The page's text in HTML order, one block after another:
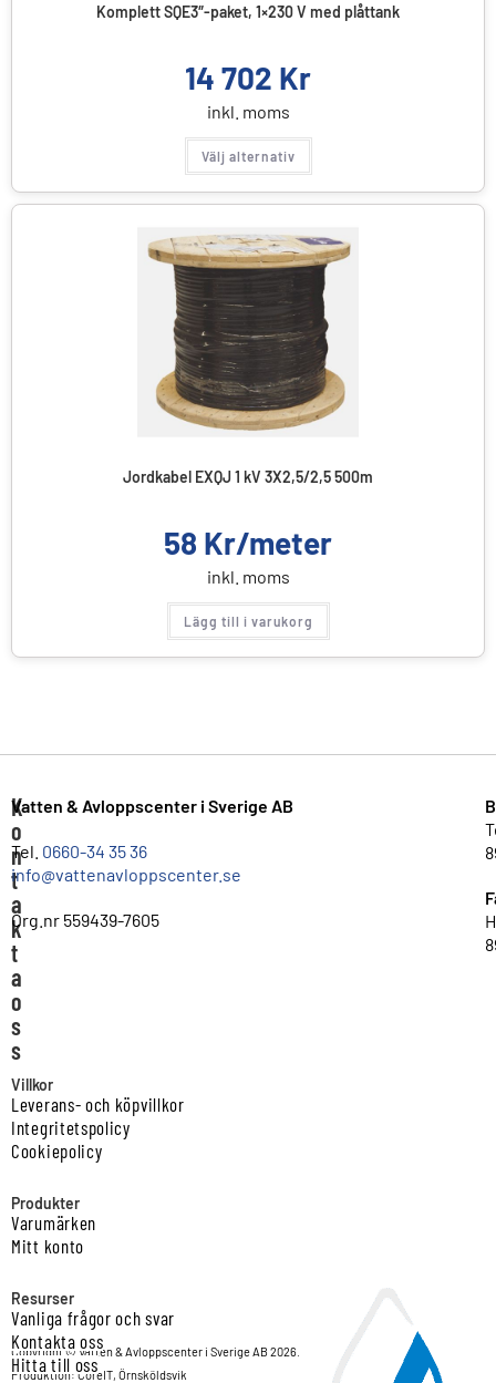
Komplett SQE3″-paket, 1×230 V med plåttank
14 702 Kr
inkl. moms
Välj alternativ
Jordkabel EXQJ 1 kV 3X2,5/2,5 500m
58 Kr/meter
inkl. moms
Lägg till i varukorg
K
o
n
t
a
k
t
a
o
s
s
Vatten & Avloppscenter i Sverige AB
Tel. 0660-34 35 36
info@vattenavloppscenter.se
Org.nr 559439-7605
Villkor
Leverans- och köpvillkor
Integritetspolicy
Cookiepolicy
Produkter
Varumärken
Mitt konto
Resurser
Vanliga frågor och svar
Kontakta oss
Hitta till oss
Copyright © Vatten & Avloppscenter i Sverige AB 2026.
Produktion: CoreIT, Örnsköldsvik